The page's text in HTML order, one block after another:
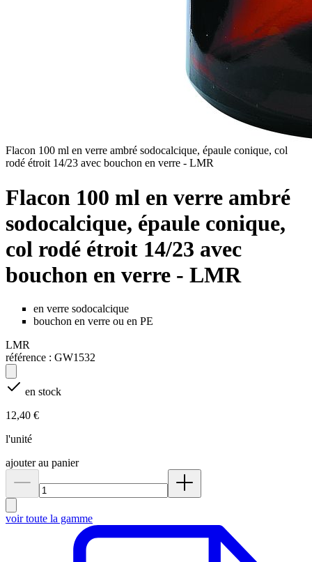
Flacon 100 ml en verre ambré sodocalcique, épaule conique, col
rodé étroit 14/23 avec bouchon en verre - LMR
Flacon 100 ml en verre ambré
sodocalcique, épaule conique,
col rodé étroit 14/23 avec
bouchon en verre - LMR
en verre sodocalcique
bouchon en verre ou en PE
LMR
référence : GW1532
en stock
12,40 €
l'unité
ajouter au panier
voir toute la gamme